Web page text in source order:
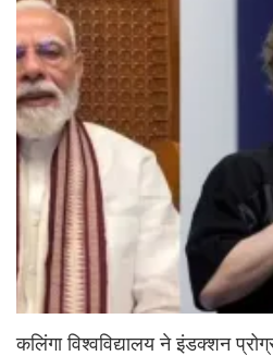
कलिंगा विश्वविद्यालय ने इंडक्शन